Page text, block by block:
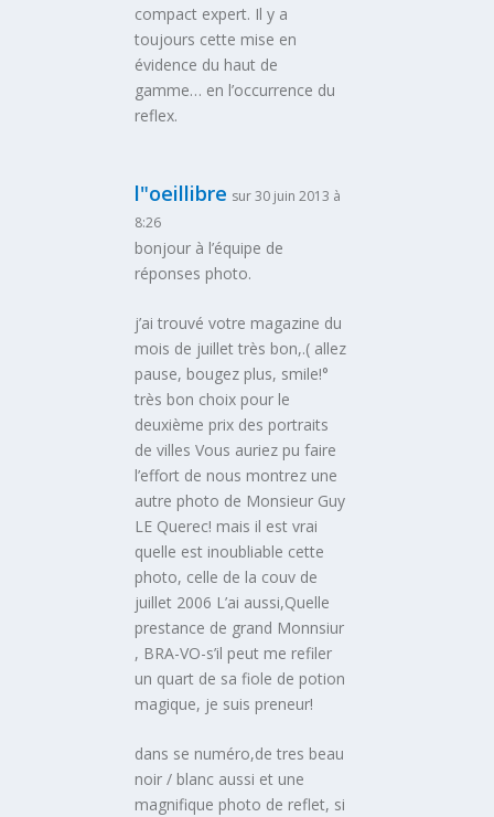
compact expert. Il y a
toujours cette mise en
évidence du haut de
gamme… en l’occurrence du
reflex.
l"oeillibre sur 30 juin 2013 à
8:26
bonjour à l’équipe de
réponses photo.
j’ai trouvé votre magazine du
mois de juillet très bon,.( allez
pause, bougez plus, smile!°
très bon choix pour le
deuxième prix des portraits
de villes Vous auriez pu faire
l’effort de nous montrez une
autre photo de Monsieur Guy
LE Querec! mais il est vrai
quelle est inoubliable cette
photo, celle de la couv de
juillet 2006 L’ai aussi,Quelle
prestance de grand Monnsiur
, BRA-VO-s’il peut me refiler
un quart de sa fiole de potion
magique, je suis preneur!
dans se numéro,de tres beau
noir / blanc aussi et une
magnifique photo de reflet, si